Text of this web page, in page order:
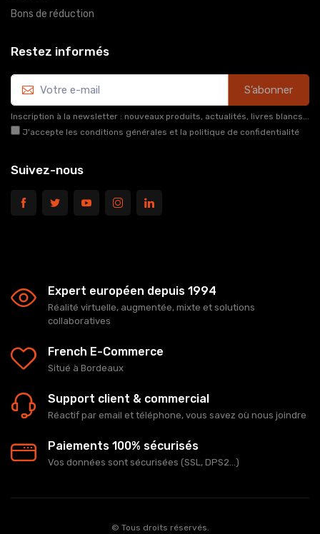
Bons de réduction
Restez informés
S’abonner
Inscription à la newsletter : nouveaux produits, actualités, livres blancs...
J'accepte les conditions générales et la politique de confidentialité
Suivez-nous
Expert européen depuis 1994
Réalité virtuelle, augmentée, mixte et solutions
collaboratives
French E-Commerce
Situé à Bordeaux
Support client & commercial
Réactif par email et téléphone, vous savez où nous joindre
Paiements 100% sécurisés
Vos données sont sécurisées (SSL, DPS2...)
© Tous droits réservés.